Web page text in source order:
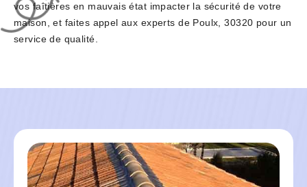
vos faîtières en mauvais état impacter la sécurité de votre
maison, et faites appel aux experts de Poulx, 30320 pour un
service de qualité.